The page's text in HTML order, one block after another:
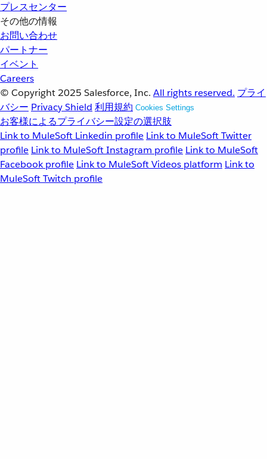
プレスセンター
その他の情報
お問い合わせ
パートナー
イベント
Careers
© Copyright 2025 Salesforce, Inc. All rights reserved. プライ
バシー Privacy Shield 利用規約 Cookies Settings
お客様によるプライバシー設定の選択肢
Link to MuleSoft Linkedin profile Link to MuleSoft Twitter
profile Link to MuleSoft Instagram profile Link to MuleSoft
Facebook profile Link to MuleSoft Videos platform Link to
MuleSoft Twitch profile